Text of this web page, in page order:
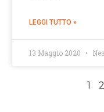
LEGGI TUTTO »
13 Maggio 2020
1 2